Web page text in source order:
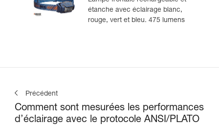
étanche avec éclairage blanc,
rouge, vert et bleu. 475 lumens
Précédent
Comment sont mesurées les performances
d’éclairage avec le protocole ANSI/PLATO